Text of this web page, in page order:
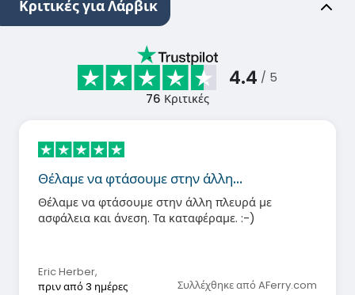
Κριτικές για Λάρβικ
4.4 / 5
76 Κριτικές
Θέλαμε να φτάσουμε στην άλλη…
Θέλαμε να φτάσουμε στην άλλη πλευρά με
ασφάλεια και άνεση. Τα καταφέραμε. :-)
Eric Herber,
πριν από 3 ημέρες
Συλλέχθηκε από AFerry.com